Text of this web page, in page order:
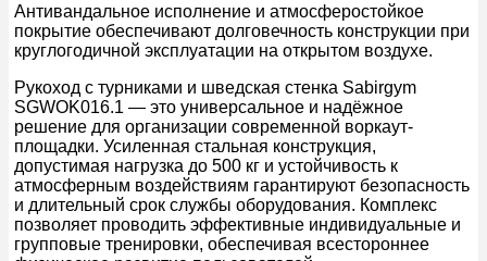
Антивандальное исполнение и атмосферостойкое
покрытие обеспечивают долговечность конструкции при
круглогодичной эксплуатации на открытом воздухе.
Рукоход с турниками и шведская стенка Sabirgym
SGWOK016.1 — это универсальное и надёжное
решение для организации современной воркаут-
площадки. Усиленная стальная конструкция,
допустимая нагрузка до 500 кг и устойчивость к
атмосферным воздействиям гарантируют безопасность
и длительный срок службы оборудования. Комплекс
позволяет проводить эффективные индивидуальные и
групповые тренировки, обеспечивая всестороннее